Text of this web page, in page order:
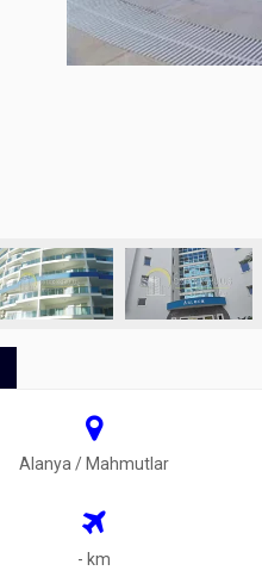
Alanya / Mahmutlar
- km